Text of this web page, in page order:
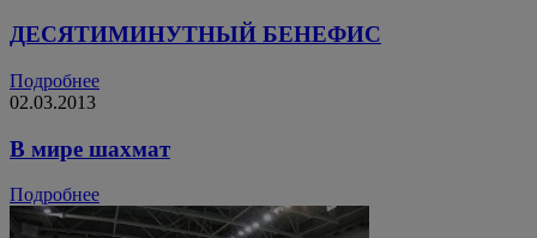
ДЕСЯТИМИНУТНЫЙ БЕНЕФИС
Подробнее
02.03.2013
В мире шахмат
Подробнее